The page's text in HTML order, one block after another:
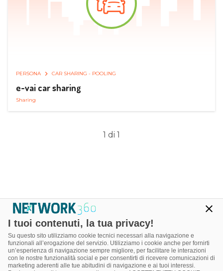
PERSONA CAR SHARING - POOLING
e-vai car sharing
Sharing
1 di 1
I tuoi contenuti, la tua privacy!
Su questo sito utilizziamo cookie tecnici necessari alla navigazione e
funzionali all’erogazione del servizio. Utilizziamo i cookie anche per fornirti
un’esperienza di navigazione sempre migliore, per facilitare le interazioni
con le nostre funzionalità social e per consentirti di ricevere comunicazioni di
marketing aderenti alle tue abitudini di navigazione e ai tuoi interessi.